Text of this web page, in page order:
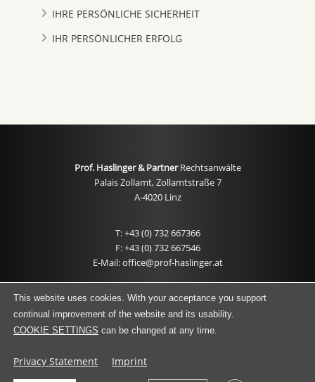
IHRE PERSÖNLICHE SICHERHEIT
IHR PERSÖNLICHER ERFOLG
Prof. Haslinger & PartnerRechtsanwälte
Palais Zollamt, Zollamtstraße 7
A-4020 Linz
T: +43 (0) 732 667366
F: +43 (0) 732 667546
E-Mail: office@prof-haslinger.at
IMPRINT
PRIVACY STATEMENT
This website uses cookies. With your acceptance you support
continual improvement of the website and its usability.
COOKIE SETTINGS can be changed at any time.
Privacy Statement Imprint